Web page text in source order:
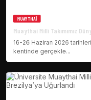
MUAYTHAI
Muaythai Milli Takımımız
16-26 Haziran 2026
kentinde gerçekle...